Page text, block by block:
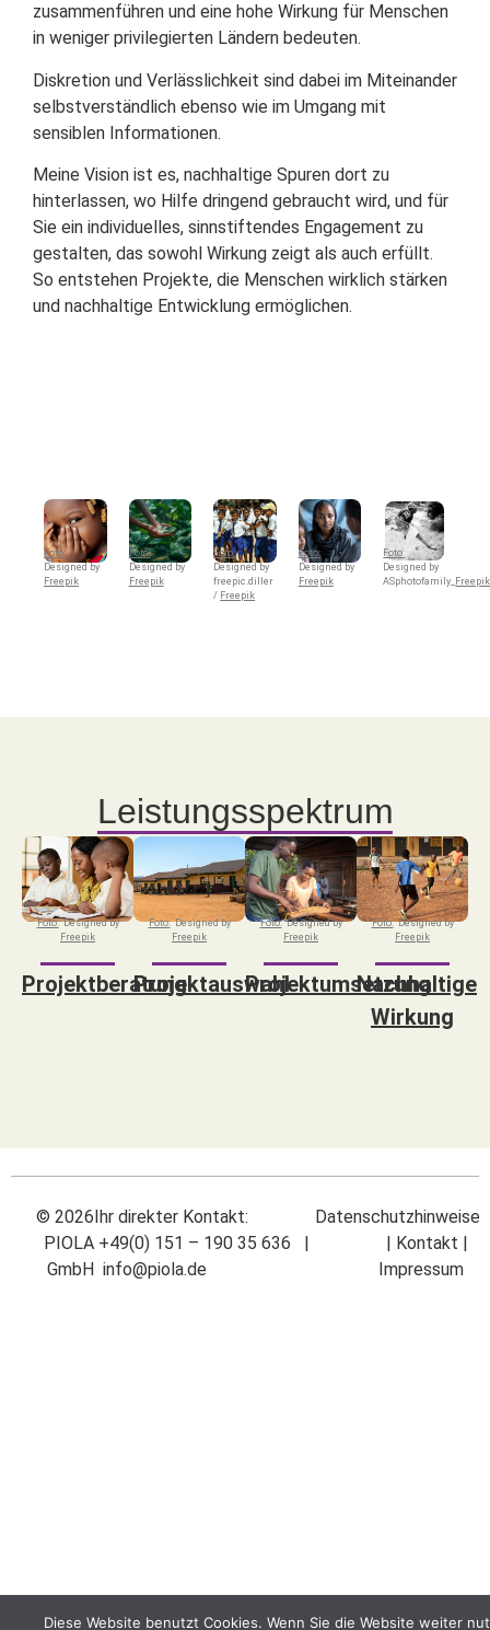
zusammenführen und eine hohe Wirkung für Menschen
in weniger privilegierten Ländern bedeuten.
Diskretion und Verlässlichkeit sind dabei im Miteinander
selbstverständlich ebenso wie im Umgang mit
sensiblen Informationen.
Meine Vision ist es, nachhaltige Spuren dort zu
hinterlassen, wo Hilfe dringend gebraucht wird, und für
Sie ein individuelles, sinnstiftendes Engagement zu
gestalten, das sowohl Wirkung zeigt als auch erfüllt.
So entstehen Projekte, die Menschen wirklich stärken
und nachhaltige Entwicklung ermöglichen.
Foto:
Designed by
Freepik
Foto:
Designed by
Freepik
Foto:
Designed by
freepic.diller
/ Freepik
Foto:
Designed by
Freepik
Foto:
Designed by
ASphotofamily_ Freepik
Leistungsspektrum
Foto:Designed by
Freepik
Projektberatung
Foto:Designed by
Freepik
Projektumsetzung
Foto:Designed by
Freepik
Projektauswahl
Foto:Designed by
Freepik
Nachhaltige
Wirkung
© 2026
PIOLA
GmbH
Ihr direkter Kontakt:
+49(0) 151 – 190 35 636 |
info@piola.de
Datenschutzhinweise
| Kontakt |
Impressum
Diese Website benutzt Cookies. Wenn Sie die Website weiter